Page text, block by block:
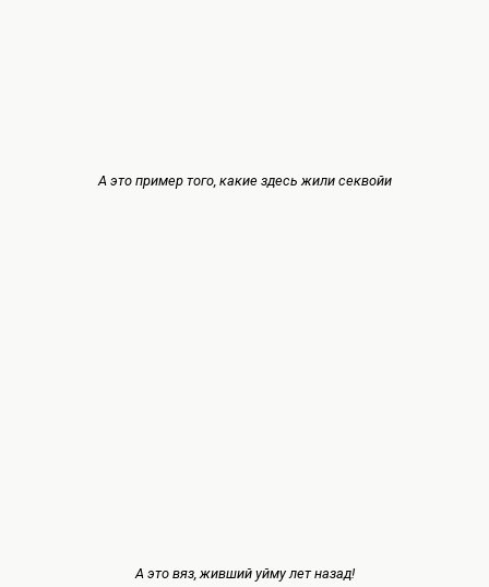
А это пример того, какие здесь жили секвойи
А это вяз, живший уйму лет назад!